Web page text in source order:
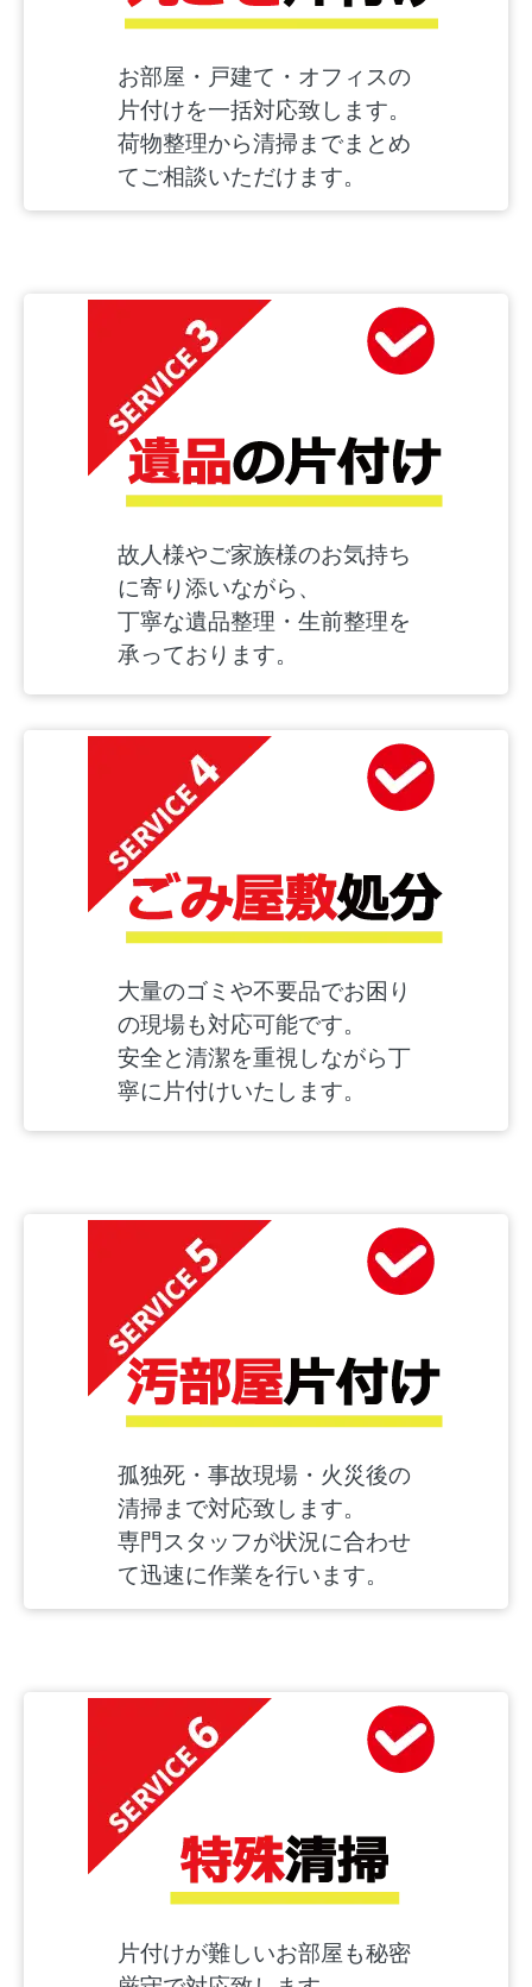
お部屋・戸建て・オフィスの
片付けを一括対応致します。
荷物整理から清掃までまとめ
てご相談いただけます。
故人様やご家族様のお気持ち
に寄り添いながら、
丁寧な遺品整理・生前整理を
承っております。
大量のゴミや不要品でお困り
の現場も対応可能です。
安全と清潔を重視しながら丁
寧に片付けいたします。
孤独死・事故現場・火災後の
清掃まで対応致します。
専門スタッフが状況に合わせ
て迅速に作業を行います。
片付けが難しいお部屋も秘密